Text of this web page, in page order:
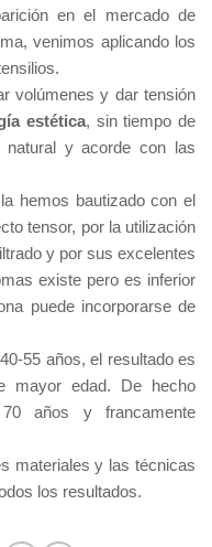
en el mercado de
venimos aplicando los
volúmenes y dar tensión
estética, sin tiempo de
y acorde con las
hemos bautizado con el
tensor, por la utilización
y por sus excelentes
existe pero es inferior
puede incorporarse de
55 años, el resultado es
mayor edad. De hecho
años y francamente
materiales y las técnicas
los resultados.